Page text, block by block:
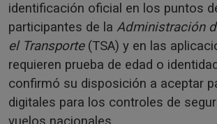
identificación oficial en los puntos
participantes de la Administración
el Transporte(TSA) y en las
requieren prueba de edad o
confirmó su disposición a aceptar
digitales para los controles de